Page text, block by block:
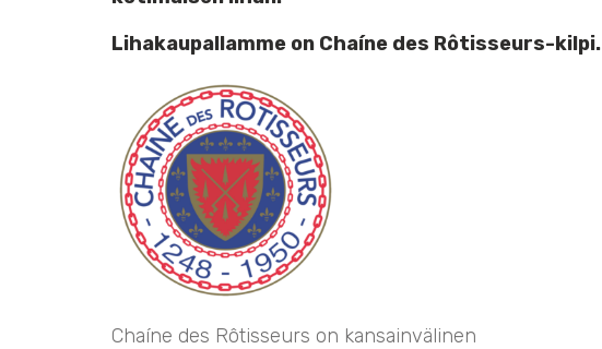
Lihakaupallamme on Chaíne des Rôtisseurs-kilpi.
Chaíne des Rôtisseurs on kansainvälinen